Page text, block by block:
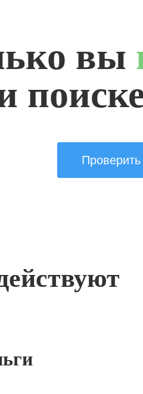
вы
Проверить